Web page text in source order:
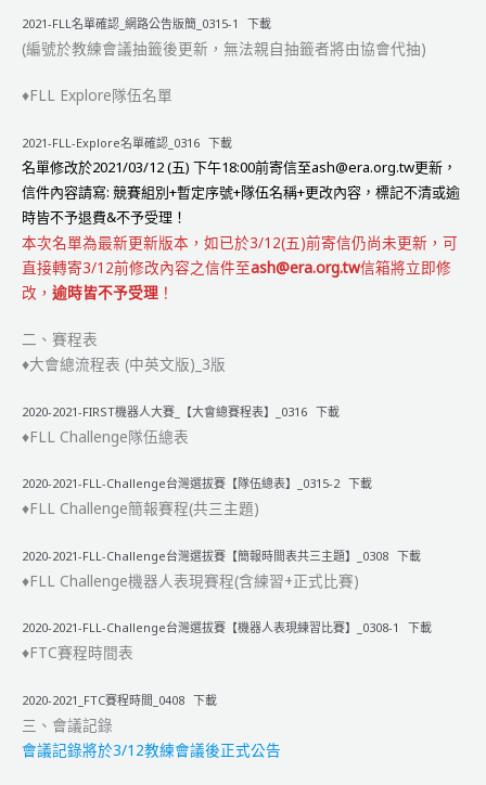
2021-FLL名單確認_網路公告版簡_0315-1 下載
(編號於教練會議抽籤後更新，無法親自抽籤者將由協會代抽)
♦FLL Explore隊伍名單
2021-FLL-Explore名單確認_0316 下載
名單修改於2021/03/12 (五) 下午18:00前寄信至ash@era.org.tw更新，
信件內容請寫: 競賽組別+暫定序號+隊伍名稱+更改內容，標記不清或逾
時皆不予退費&不予受理！
本次名單為最新更新版本，如已於3/12(五)前寄信仍尚未更新，可
直接轉寄3/12前修改內容之信件至ash@era.org.tw信箱將立即修
改， 逾時皆不予受理 ！
二、賽程表
♦大會總流程表 (中英文版)_3版
2020-2021-FIRST機器人大賽_【大會總賽程表】_0316 下載
♦FLL Challenge隊伍總表
2020-2021-FLL-Challenge台灣選拔賽【隊伍總表】_0315-2 下載
♦FLL Challenge簡報賽程(共三主題)
2020-2021-FLL-Challenge台灣選拔賽【簡報時間表共三主題】_0308 下載
♦FLL Challenge機器人表現賽程(含練習+正式比賽)
2020-2021-FLL-Challenge台灣選拔賽【機器人表現練習比賽】_0308-1 下載
♦FTC賽程時間表
2020-2021_FTC賽程時間_0408 下載
三、會議記錄
會議記錄將於3/12教練會議後正式公告